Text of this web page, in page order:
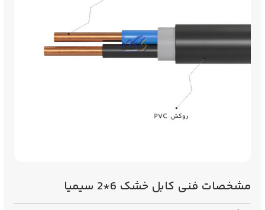
مشخصات فنی کابل خشک 6*2 سیمیا